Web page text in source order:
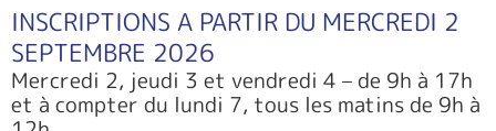
INSCRIPTIONS A PARTIR DU MERCREDI 2
SEPTEMBRE 2026
Mercredi 2, jeudi 3 et vendredi 4 – de 9h à 17h
et à compter du lundi 7, tous les matins de 9h à